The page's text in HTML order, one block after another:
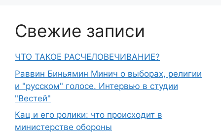
Свежие записи
ЧТО ТАКОЕ РАСЧЕЛОВЕЧИВАНИЕ?
Раввин Биньямин Минич о выборах, религии
и "русском" голосе. Интервью в студии
"Вестей"
Кац и его ролики: что происходит в
министерстве обороны